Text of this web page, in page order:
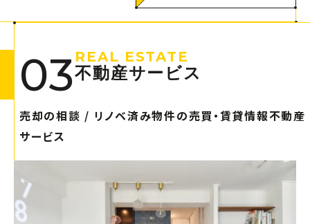
03REAL ESTATE
不動産サービス
売却の相談 / リノベ済み物件の売買・賃貸情報不動産
サービス